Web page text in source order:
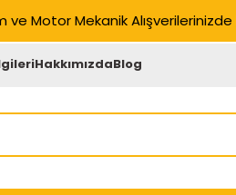
ve Motor Mekanik Alışverilerinizde
HakkımızdaBlog